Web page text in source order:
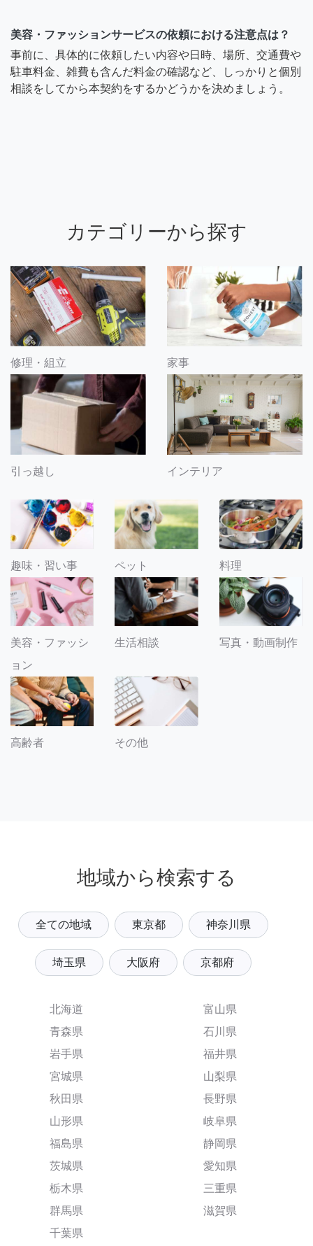
美容・ファッションサービスの依頼における注意点は？
事前に、具体的に依頼したい内容や日時、場所、交通費や
駐車料金、雑費も含んだ料金の確認など、しっかりと個別
相談をしてから本契約をするかどうかを決めましょう。
カテゴリーから探す
修理・組立 家事
引っ越し インテリア
趣味・習い事 ペット 料理
美容・ファッシ
ョン
生活相談 写真・動画制作
高齢者 その他
地域から検索する
全ての地域 東京都 神奈川県
埼玉県 大阪府 京都府
北海道
青森県
岩手県
宮城県
秋田県
山形県
福島県
茨城県
栃木県
群馬県
千葉県
富山県
石川県
福井県
山梨県
長野県
岐阜県
静岡県
愛知県
三重県
滋賀県